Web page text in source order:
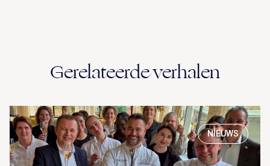
Gerelateerde verhalen
NIEUWS